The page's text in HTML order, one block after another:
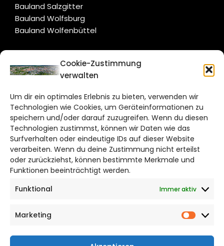
Cookie-Zustimmung
verwalten
Um dir ein optimales Erlebnis zu bieten, verwenden wir
Technologien wie Cookies, um Geräteinformationen zu
speichern und/oder darauf zuzugreifen. Wenn du diesen
Technologien zustimmst, können wir Daten wie das
Surfverhalten oder eindeutige IDs auf dieser Website
verarbeiten. Wenn du deine Zustimmung nicht erteilst
oder zurückziehst, können bestimmte Merkmale und
Funktionen beeinträchtigt werden.
Funktional
Immer aktiv
Marketing
Bauland Salzgitter
Bauland Wolfsburg
Bauland Wolfenbüttel
CITYLIFE!
Bruchtorwall 12
38100 Braunschweig
Telefon: 0531 387220 – 65
DAS STADTMAGAZIN FÜR
BRAUNSCHWEIG
Impressum
Cookie Richtlinie